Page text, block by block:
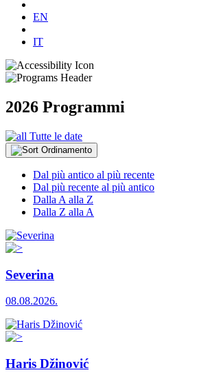
EN
IT
2026 Programmi
Tutte le date
Ordinamento
Dal più antico al più recente
Dal più recente al più antico
Dalla A alla Z
Dalla Z alla A
Severina
08.08.2026.
Haris Džinović